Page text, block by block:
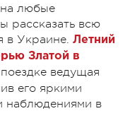
на любые
рассказать всю
в Украине. Летний
Златой в
ведущая
его яркими
наблюдениями в